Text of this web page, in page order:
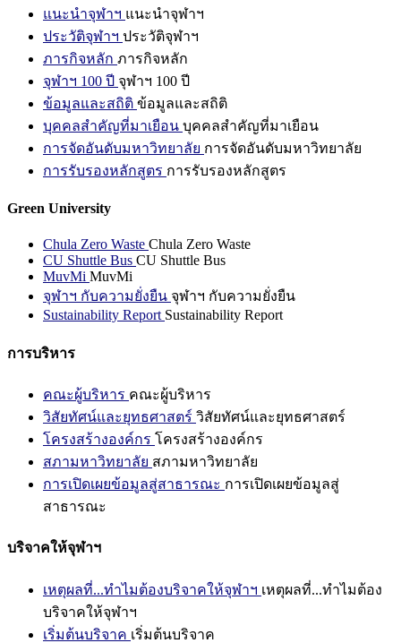
แนะนำจุฬาฯ แนะนำจุฬาฯ
ประวัติจุฬาฯ ประวัติจุฬาฯ
ภารกิจหลัก ภารกิจหลัก
จุฬาฯ 100 ปี จุฬาฯ 100 ปี
ข้อมูลและสถิติ ข้อมูลและสถิติ
บุคคลสำคัญที่มาเยือน บุคคลสำคัญที่มาเยือน
การจัดอันดับมหาวิทยาลัย การจัดอันดับมหาวิทยาลัย
การรับรองหลักสูตร การรับรองหลักสูตร
Green University
Chula Zero Waste Chula Zero Waste
CU Shuttle Bus CU Shuttle Bus
MuvMi MuvMi
จุฬาฯ กับความยั่งยืน จุฬาฯ กับความยั่งยืน
Sustainability Report Sustainability Report
การบริหาร
คณะผู้บริหาร คณะผู้บริหาร
วิสัยทัศน์และยุทธศาสตร์ วิสัยทัศน์และยุทธศาสตร์
โครงสร้างองค์กร โครงสร้างองค์กร
สภามหาวิทยาลัย สภามหาวิทยาลัย
การเปิดเผยข้อมูลสู่สาธารณะ การเปิดเผยข้อมูลสู่
สาธารณะ
บริจาคให้จุฬาฯ
เหตุผลที่...ทำไมต้องบริจาคให้จุฬาฯ เหตุผลที่...ทำไมต้อง
บริจาคให้จุฬาฯ
เริ่มต้นบริจาค เริ่มต้นบริจาค